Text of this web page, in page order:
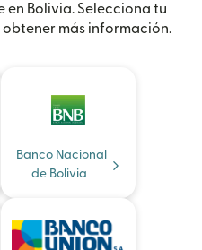
Bolivia. Selecciona tu
más información.
Banco Nacional
de Bolivia